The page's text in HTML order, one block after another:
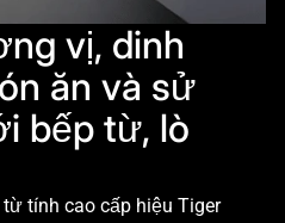
vị, dinh
ăn và sử
bếp từ, lò
tính cao cấp hiệu Tiger